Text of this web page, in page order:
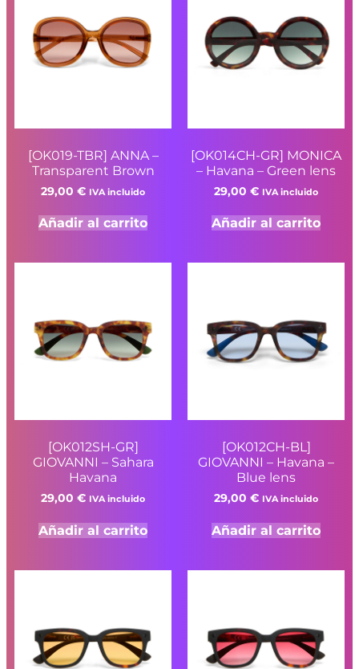
[OK019-TBR] ANNA –
Transparent Brown
29,00 € IVA incluido
Añadir al carrito
[OK014CH-GR] MONICA
– Havana – Green lens
29,00 € IVA incluido
Añadir al carrito
[OK012SH-GR]
GIOVANNI – Sahara
Havana
29,00 € IVA incluido
Añadir al carrito
[OK012CH-BL]
GIOVANNI – Havana –
Blue lens
29,00 € IVA incluido
Añadir al carrito